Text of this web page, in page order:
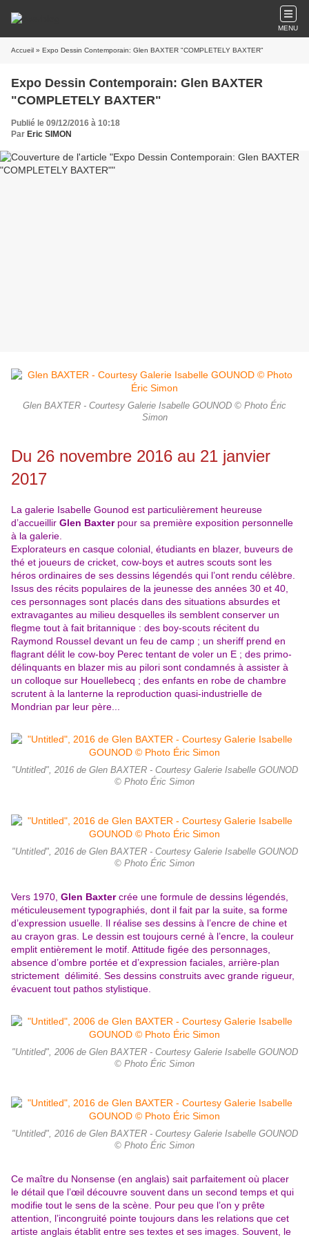
MENU
Accueil » Expo Dessin Contemporain: Glen BAXTER "COMPLETELY BAXTER"
Expo Dessin Contemporain: Glen BAXTER
"COMPLETELY BAXTER"
Publié le 09/12/2016 à 10:18
Par Eric SIMON
Glen BAXTER - Courtesy Galerie Isabelle GOUNOD © Photo Éric
Simon
Du 26 novembre 2016 au 21 janvier
2017
La galerie Isabelle Gounod est particulièrement heureuse
d’accueillir Glen Baxter pour sa première exposition personnelle
à la galerie.
Explorateurs en casque colonial, étudiants en blazer, buveurs de
thé et joueurs de cricket, cow-boys et autres scouts sont les
héros ordinaires de ses dessins légendés qui l’ont rendu célèbre.
Issus des récits populaires de la jeunesse des années 30 et 40,
ces personnages sont placés dans des situations absurdes et
extravagantes au milieu desquelles ils semblent conserver un
flegme tout à fait britannique : des boy-scouts récitent du
Raymond Roussel devant un feu de camp ; un sheriff prend en
flagrant délit le cow-boy Perec tentant de voler un E ; des primo-
délinquants en blazer mis au pilori sont condamnés à assister à
un colloque sur Houellebecq ; des enfants en robe de chambre
scrutent à la lanterne la reproduction quasi-industrielle de
Mondrian par leur père...
"Untitled", 2016 de Glen BAXTER - Courtesy Galerie Isabelle GOUNOD
© Photo Éric Simon
"Untitled", 2016 de Glen BAXTER - Courtesy Galerie Isabelle GOUNOD
© Photo Éric Simon
Vers 1970, Glen Baxtercrée une formule de dessins légendés,
méticuleusement typographiés, dont il fait par la suite, sa forme
d’expression usuelle. Il réalise ses dessins à l’encre de chine et
au crayon gras. Le dessin est toujours cerné à l’encre, la couleur
emplit entièrement le motif. Attitude figée des personnages,
absence d’ombre portée et d’expression faciales, arrière-plan
strictement délimité. Ses dessins construits avec grande rigueur,
évacuent tout pathos stylistique.
"Untitled", 2006 de Glen BAXTER - Courtesy Galerie Isabelle GOUNOD
© Photo Éric Simon
"Untitled", 2016 de Glen BAXTER - Courtesy Galerie Isabelle GOUNOD
© Photo Éric Simon
Ce maître du Nonsense (en anglais) sait parfaitement où placer
le détail que l’œil découvre souvent dans un second temps et qui
modifie tout le sens de la scène. Pour peu que l’on y prête
attention, l’incongruité pointe toujours dans les relations que cet
artiste anglais établit entre ses textes et ses images. Souvent, le